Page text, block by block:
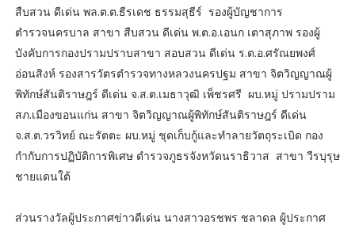
สืบสวน ดีเด่น พล.ต.ต.ธีรเดช ธรรมสุธีร์ รองผู้บัญชาการ
ตำรวจนครบาล สาขา สืบสวน ดีเด่น พ.ต.อ.เอนก เตาสุภาพ รองผู้
บังคับการกองปรามปราบสาขา สอบสวน ดีเด่น ร.ต.อ.ศรัณยพงศ์
อ่อนสิงห์ รองสารวัตรตำรวจทางหลวงนครปฐม สาขา จิตวิญญาณผู้
พิทักษ์สันติราษฎร์ ดีเด่น จ.ส.ต.เมธาวุฒิ เพ็ชรศรี ผบ.หมู่ ปรามปราม
สภ.เมืองขอนแก่น สาขา จิตวิญญาณผู้พิทักษ์สันติราษฎร์ ดีเด่น
จ.ส.ต.วรวิทย์ ณะรัตตะ ผบ.หมู่ ชุดเก็บกู้และทำลายวัตถุระเบิด กอง
กำกับการปฏิบัติการพิเศษ ตำรวจภูธรจังหวัดนราธิวาส สาขา วีรบุรุษ
ชายแดนใต้
ส่วนรางวัลผู้ประกาศข่าวดีเด่น นางสาวอรชพร ชลาดล ผู้ประกาศ